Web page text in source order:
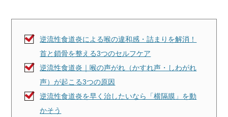
逆流性食道炎による喉の違和感・詰まりを解消！
首と鎖骨を整える3つのセルフケア
逆流性食道炎｜喉の声がれ（かすれ声・しわがれ
声）が起こる3つの原因
逆流性食道炎を早く治したいなら「横隔膜」を動
かそう